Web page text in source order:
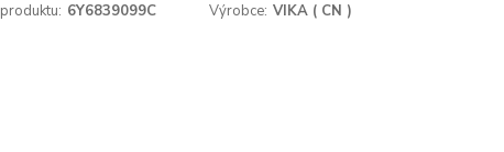
6Y6839099C Výrobce: VIKA ( CN )